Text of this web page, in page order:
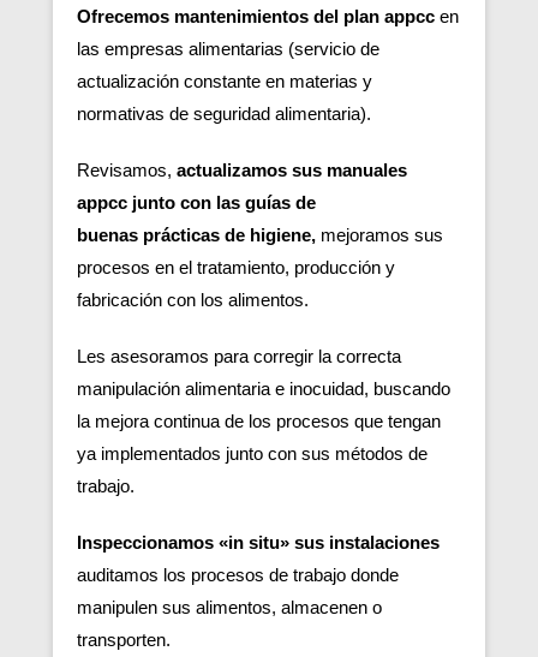
Ofrecemos mantenimientos del plan appcc en
las empresas alimentarias (servicio de
actualización constante en materias y
normativas de seguridad alimentaria).
Revisamos, actualizamos sus manuales
appcc junto con las guías de
buenas prácticas de higiene, mejoramos sus
procesos en el tratamiento, producción y
fabricación con los alimentos.
Les asesoramos para corregir la correcta
manipulación alimentaria e inocuidad, buscando
la mejora continua de los procesos que tengan
ya implementados junto con sus métodos de
trabajo.
Inspeccionamos «in situ» sus instalaciones
auditamos los procesos de trabajo donde
manipulen sus alimentos, almacenen o
transporten.